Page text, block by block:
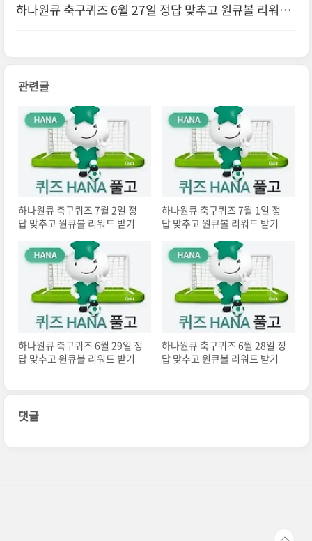
하나원큐 축구퀴즈 6월 27일 정답 맞추고 원큐볼 리워드
관련글
하나원큐 축구퀴즈 7월 2일 정
답 맞추고 원큐볼 리워드 받기
하나원큐 축구퀴즈 7월 1일 정
답 맞추고 원큐볼 리워드 받기
하나원큐 축구퀴즈 6월 29일 정
답 맞추고 원큐볼 리워드 받기
하나원큐 축구퀴즈 6월 28일 정
답 맞추고 원큐볼 리워드 받기
댓글